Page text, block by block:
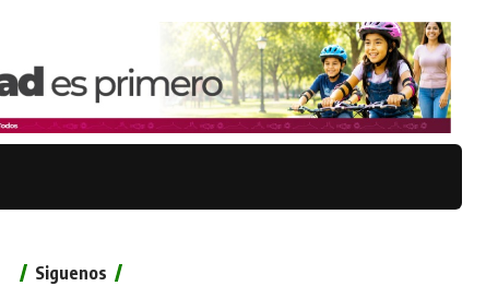
Siguenos